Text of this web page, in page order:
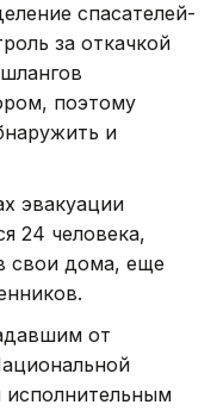
спасателей-
за откачкой
поэтому
и
эвакуации
24 человека,
свои дома, еще
от